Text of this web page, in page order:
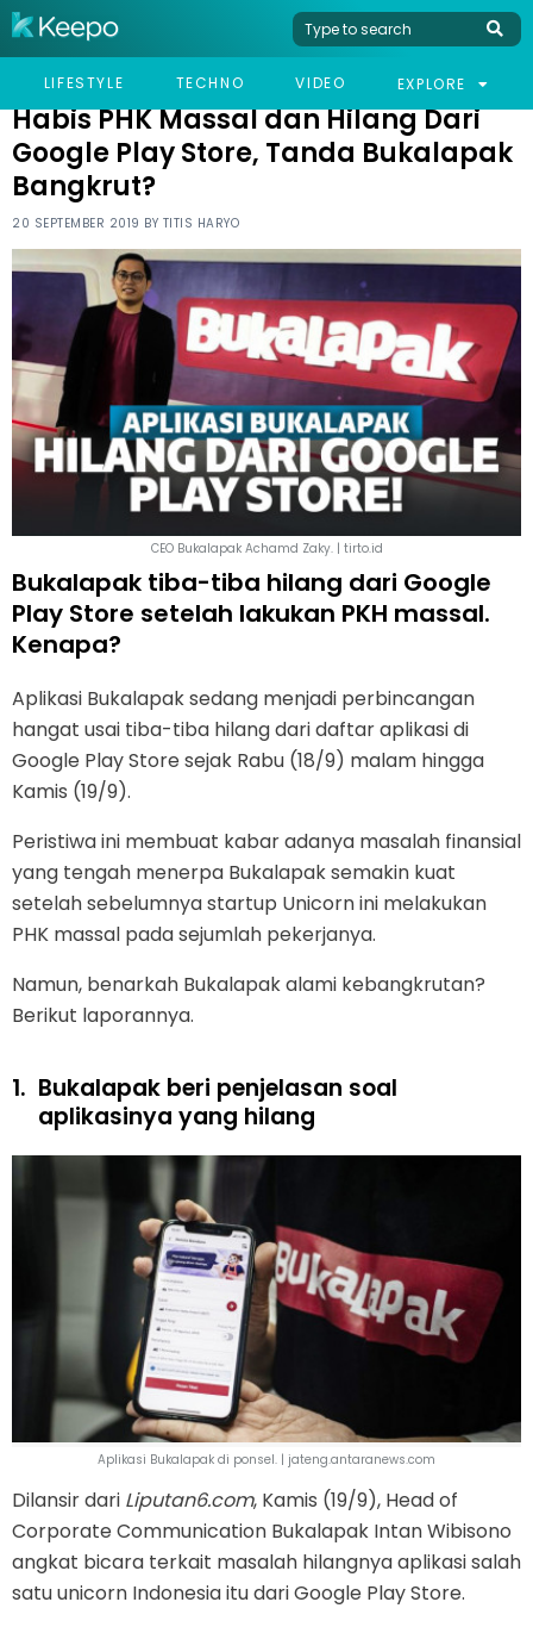
LIFESTYLE TECHNO VIDEO EXPLORE
HOME NEWS
HABIS PHK MASSAL DAN HILANG DARI GOOGLE PLAY STORE,
Habis PHK Massal dan Hilang Dari
Google Play Store, Tanda Bukalapak
Bangkrut?
20 SEPTEMBER 2019 BY TITIS HARYO
CEO Bukalapak Achamd Zaky. | tirto.id
Bukalapak tiba-tiba hilang dari Google
Play Store setelah lakukan PKH massal.
Kenapa?
Aplikasi Bukalapak sedang menjadi perbincangan
hangat usai tiba-tiba hilang dari daftar aplikasi di
Google Play Store sejak Rabu (18/9) malam hingga
Kamis (19/9).
Peristiwa ini membuat kabar adanya masalah finansial
yang tengah menerpa Bukalapak semakin kuat
setelah sebelumnya startup Unicorn ini melakukan
PHK massal pada sejumlah pekerjanya.
Namun, benarkah Bukalapak alami kebangkrutan?
Berikut laporannya.
1. Bukalapak beri penjelasan soal
aplikasinya yang hilang
Aplikasi Bukalapak di ponsel. | jateng.antaranews.com
Dilansir dari Liputan6.com, Kamis (19/9), Head of
Corporate Communication Bukalapak Intan Wibisono
angkat bicara terkait masalah hilangnya aplikasi salah
satu unicorn Indonesia itu dari Google Play Store.